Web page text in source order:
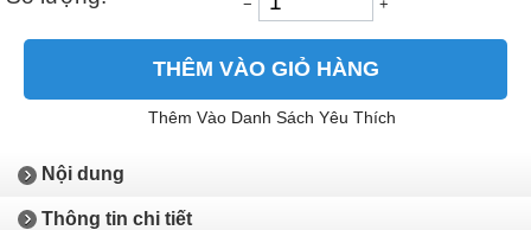
− +
THÊM VÀO GIỎ HÀNG
Thêm Vào Danh Sách Yêu Thích
Nội dung
Thông tin chi tiết